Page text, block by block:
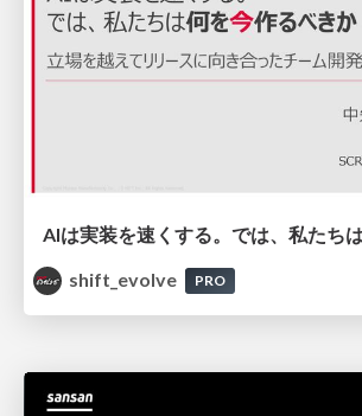
shift_evolve
PRO